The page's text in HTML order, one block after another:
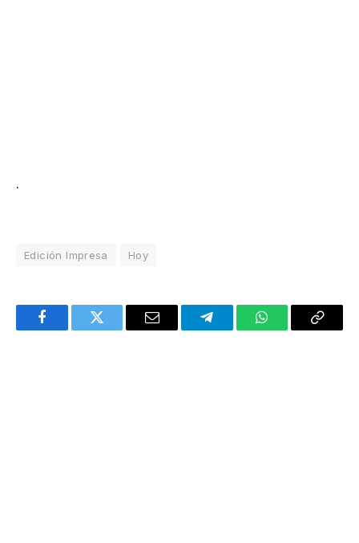
.
Edición Impresa Hoy
FacebookTwitter Email TelegramWhatsAppCopy